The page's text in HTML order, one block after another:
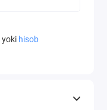
yoki hisob